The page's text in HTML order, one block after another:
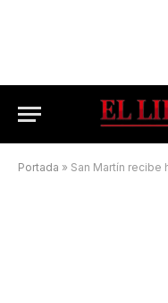
Portada » San Martín recibe